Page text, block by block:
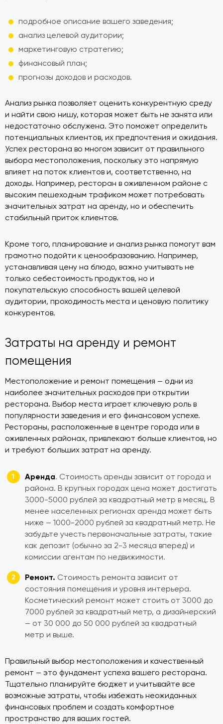
подробное описание вашего заведения;
анализ целевой аудитории;
маркетинговую стратегию;
финансовый план;
прогнозы доходов и расходов.
Анализ рынка позволяет оценить конкурентную среду
и найти свою нишу, которая может быть не занята или
недостаточно обслужена. Это поможет определить
потенциальных клиентов, их предпочтения и ожидания.
Успех ресторана во многом зависит от правильного
выбора местоположения, поскольку это напрямую
влияет на поток клиентов и, соответственно, на
доходы. Например, ресторан в оживленном районе с
высоким пешеходным трафиком может потребовать
значительных затрат на аренду, но и обеспечить
стабильный приток клиентов.
Кроме того, планирование и анализ рынка помогут вам
грамотно подойти к ценообразованию. Например,
устанавливая цену на блюдо, важно учитывать не
только себестоимость продуктов, но и
покупательскую способность вашей целевой
аудитории, проходимость места и ценовую политику
конкурентов.
Затраты на аренду и ремонт
помещения
Местоположение и ремонт помещения — одни из
наиболее значительных расходов при открытии
ресторана. Выбор места играет ключевую роль в
популярности заведения и его финансовом успехе.
Рестораны, расположенные в центре города или в
оживленных районах, привлекают больше клиентов, но
и требуют больших затрат на аренду.
Аренда. Стоимость аренды зависит от города и
района. В крупных городах цена может достигать
3000-5000 рублей за квадратный метр в месяц. В
менее населенных регионах аренда может быть
ниже — 1000-2000 рублей за квадратный метр. Не
забудьте учесть первоначальные затраты, такие
как депозит (обычно за 2-3 месяца вперед) и
комиссии агентам по недвижимости.
Ремонт. Стоимость ремонта зависит от
состояния помещения и уровня интерьера.
Косметический ремонт может стоить от 3000 до
7000 рублей за квадратный метр, а дизайнерский
— от 30 000 до 50 000 рублей за квадратный
метр и выше.
Правильный выбор местоположения и качественный
ремонт — это фундамент успеха вашего ресторана.
Тщательно планируйте бюджет и учитывайте все
возможные затраты, чтобы избежать неожиданных
финансовых проблем и создать комфортное
пространство для ваших гостей.